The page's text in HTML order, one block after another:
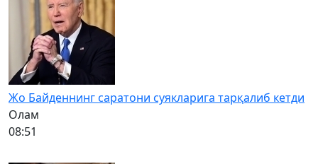
Жо Байденнинг саратони суякларига тарқалиб кетди
Олам
08:51